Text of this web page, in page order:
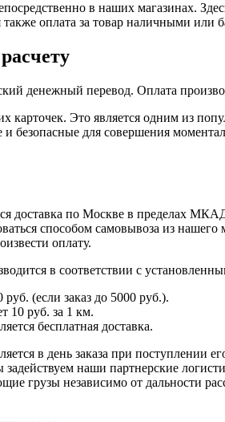
в наших магазинах.
также оплата за товар наличными
денежный перевод. Оплата
Это является одним из
безопасные для совершения
доставка по Москве в пределах
способом самовывоза из
оплату.
в соответствии с
(если заказ до 5000 руб.).
10 руб. за 1 км.
бесплатная доставка.
в день заказа при поступлении
задействуем наши партнерские
грузы независимо от дальности